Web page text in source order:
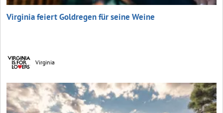
Virginia feiert Goldregen für seine Weine
Virginia